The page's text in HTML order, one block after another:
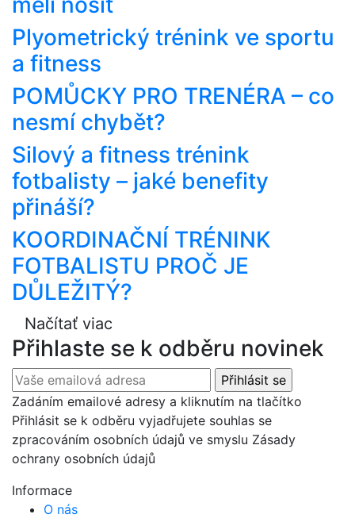
Plyometrický trénink ve sportu
a fitness
POMŮCKY PRO TRENÉRA – co
nesmí chybět?
Silový a fitness trénink
fotbalisty – jaké benefity
přináší?
KOORDINAČNÍ TRÉNINK
FOTBALISTU PROČ JE
DŮLEŽITÝ?
Načítať viac
Přihlaste se k odběru novinek
Zadáním emailové adresy a kliknutím na tlačítko
Přihlásit se k odběru vyjadřujete souhlas se
zpracováním osobních údajů ve smyslu Zásady
ochrany osobních údajů
Informace
O nás